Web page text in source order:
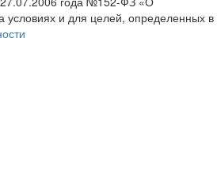
условиях и для целей, определенных в